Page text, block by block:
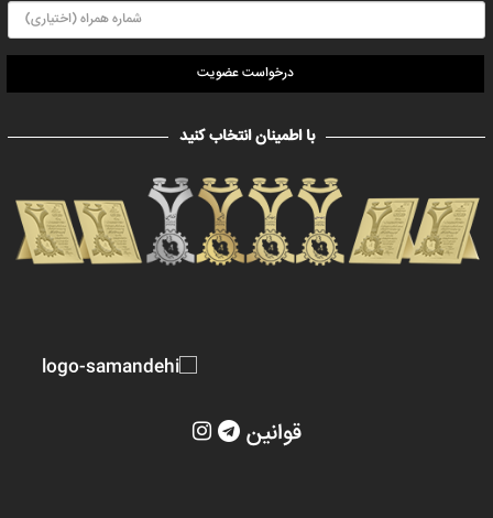
درخواست عضویت
با اطمینان انتخاب کنید
قوانین